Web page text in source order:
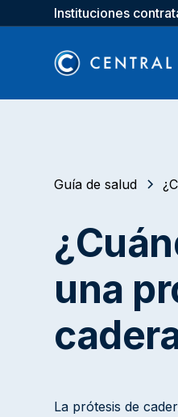
Instituciones
Guía de salud
una
La prótesis de